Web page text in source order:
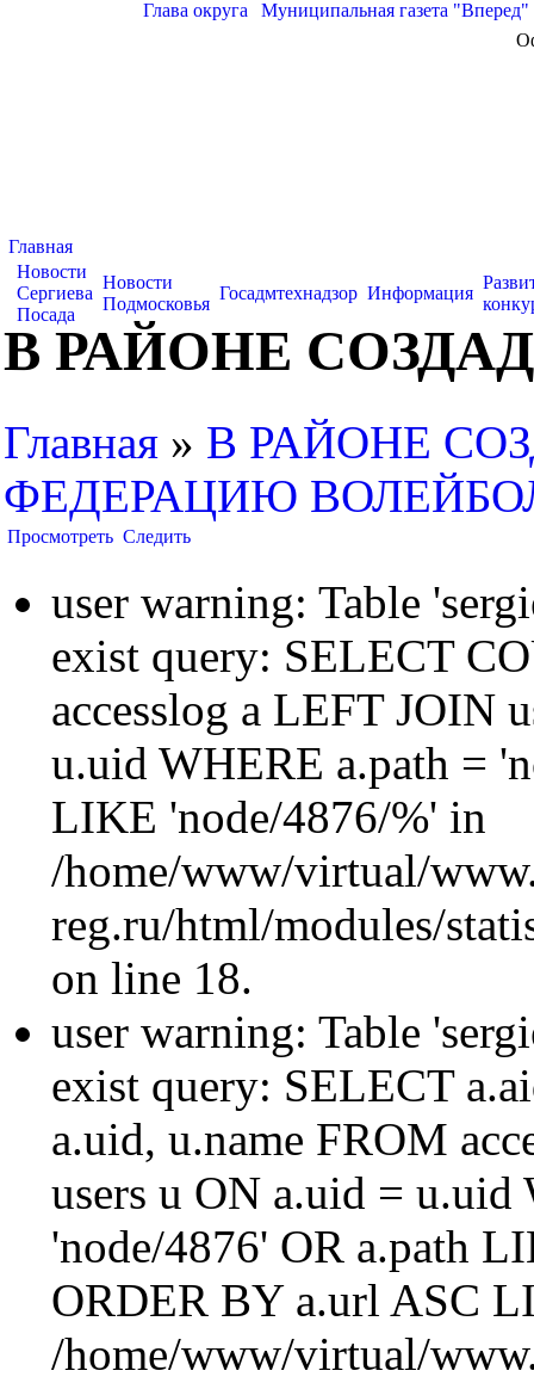
Глава округа Муниципальная газета "Вперед"
Главная
Новости
Сергиева
Посада
Новости
Подмосковья
Госадмтехнадзор Информация
В РАЙОНЕ
Главная » В РАЙОНЕ
ФЕДЕРАЦИЮ
Просмотреть Следить
user warning: Table
exist query: SELECT
accesslog a LEFT JOIN
u.uid WHERE a.path =
LIKE 'node/4876/%' in
/home/www/virtual/
reg.ru/html/modules/
on line 18.
user warning: Table
exist query: SELECT
a.uid, u.name FROM
users u ON a.uid = u.uid
'node/4876' OR a.path
ORDER BY a.url ASC
/home/www/virtual/